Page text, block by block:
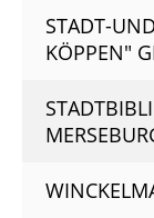
STADT-
KÖPPEN"